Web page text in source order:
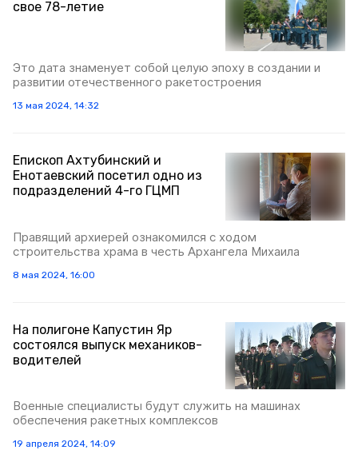
свое 78-летие
Это дата знаменует собой целую эпоху в создании и
развитии отечественного ракетостроения
13 мая 2024, 14:32
Епископ Ахтубинский и
Енотаевский посетил одно из
подразделений 4-го ГЦМП
Правящий архиерей ознакомился с ходом
строительства храма в честь Архангела Михаила
8 мая 2024, 16:00
На полигоне Капустин Яр
состоялся выпуск механиков-
водителей
Военные специалисты будут служить на машинах
обеспечения ракетных комплексов
19 апреля 2024, 14:09